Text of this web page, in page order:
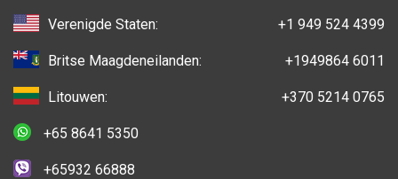
Verenigde Staten: +1 949 524 4399
Britse Maagdeneilanden: +1949864 6011
Litouwen: +370 5214 0765
+65 8641 5350
+65932 66888